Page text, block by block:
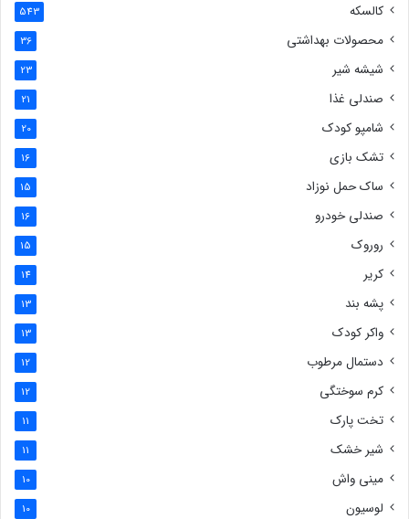
کالسکه 543
محصولات بهداشتی 36
شیشه شیر 23
صندلی غذا 21
شامپو کودک 20
تشک بازی 16
ساک حمل نوزاد 15
صندلی خودرو 16
روروک 15
کریر 14
پشه بند 13
واکر کودک 13
دستمال مرطوب 12
کرم سوختگی 12
تخت پارک 11
شیر خشک 11
مینی واش 10
لوسیون 10